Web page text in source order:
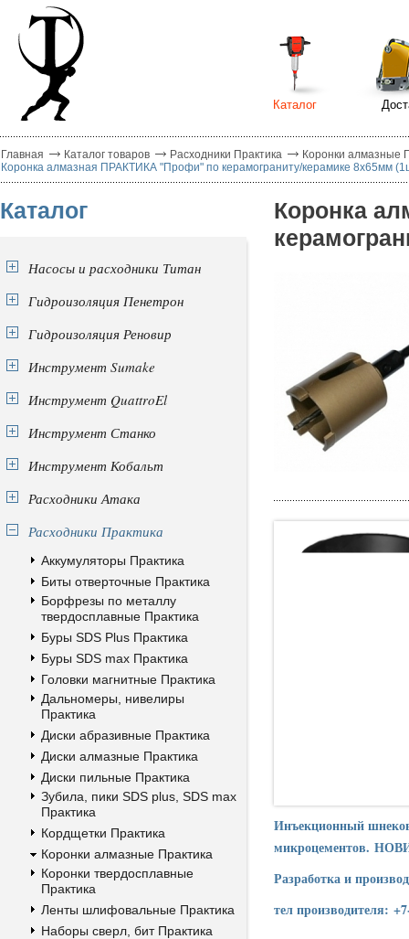
Каталог
Главная Каталог товаров Расходники Практика
Коронки алмазные
Коронка алмазная ПРАКТИКА "Профи" по керамограниту/керамике 8х65мм
Каталог
Насосы и расходники Титан
Гидроизоляция Пенетрон
Гидроизоляция Реновир
Инструмент Sumake
Инструмент QuattroEl
Инструмент Станко
Инструмент Кобальт
Расходники Атака
Расходники Практика
Аккумуляторы Практика
Биты отверточные Практика
Борфрезы по металлу
твердосплавные Практика
Буры SDS Plus Практика
Буры SDS max Практика
Головки магнитные Практика
Дальномеры, нивелиры
Практика
Диски абразивные Практика
Диски алмазные Практика
Диски пильные Практика
Зубила, пики SDS plus, SDS max
Практика
Кордщетки Практика
Коронки алмазные Практика
Коронки твердосплавные
Практика
Ленты шлифовальные Практика
Наборы сверл, бит Практика
Коронка
Инъекционный
микроцементов.
Разработка и
тел производителя: